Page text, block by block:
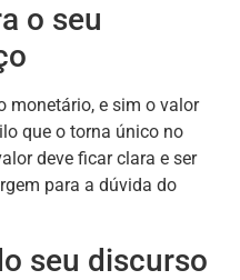
o seu
monetário, e sim o valor
que o torna único no
deve ficar clara e ser
para a dúvida do
seu discurso